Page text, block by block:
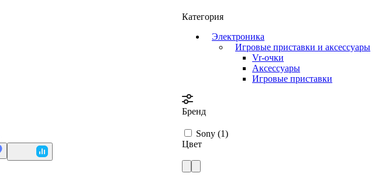
Категория
Электроника
Игровые приставки и аксессуары
Vr-очки
Аксессуары
Игровые приставки
Бренд
Sony (1)
Цвет